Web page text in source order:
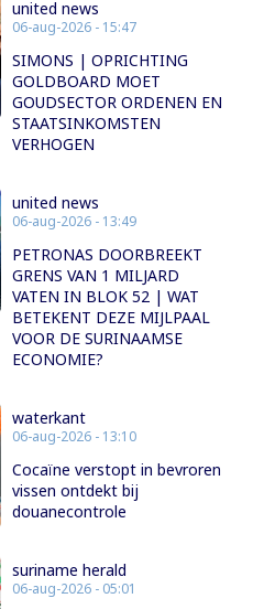
united news
06-aug-2026 - 15:47
SIMONS | OPRICHTING
GOLDBOARD MOET
GOUDSECTOR ORDENEN EN
STAATSINKOMSTEN
VERHOGEN
united news
06-aug-2026 - 13:49
PETRONAS DOORBREEKT
GRENS VAN 1 MILJARD
VATEN IN BLOK 52 | WAT
BETEKENT DEZE MIJLPAAL
VOOR DE SURINAAMSE
ECONOMIE?
waterkant
06-aug-2026 - 13:10
Cocaïne verstopt in bevroren
vissen ontdekt bij
douanecontrole
suriname herald
06-aug-2026 - 05:01